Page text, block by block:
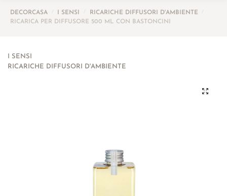
DECORCASA I SENSI RICARICHE DIFFUSORI D'AMBIENTE
RICARICA PER DIFFUSORE 500 ML CON BASTONCINI
I SENSI
RICARICHE DIFFUSORI D'AMBIENTE